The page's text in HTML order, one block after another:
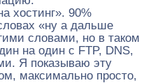
хостинг». 90%
«ну а дальше
словами, но в таком
на один с FTP, DNS,
Я показываю эту
максимально просто,